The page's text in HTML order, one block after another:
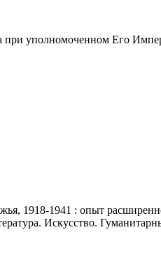
уполномоченном Его
1918-1941 : опыт
Искусство.